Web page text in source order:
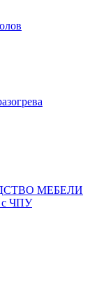
МЕБЕЛИ
с ЧПУ